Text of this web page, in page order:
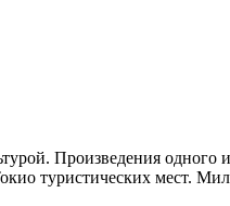
Произведения
туристических мест.